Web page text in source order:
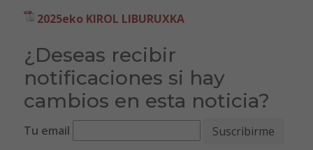
2025eko KIROL LIBURUXKA
¿Deseas recibir
notificaciones si hay
cambios en esta noticia?
Tu email